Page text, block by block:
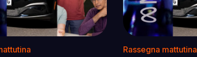
Rassegna mattutina